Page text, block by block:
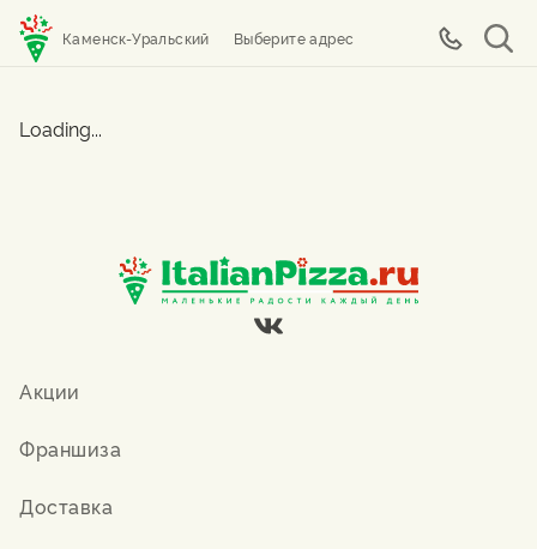
Каменск-Уральский Выберите адрес
Loading...
Акции
Франшиза
Доставка